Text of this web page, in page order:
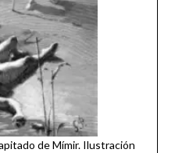
de Mímir. Ilustración